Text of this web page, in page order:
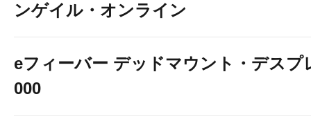
ンゲイル・オンライン
eフィーバー デッドマウント・デスプ
000